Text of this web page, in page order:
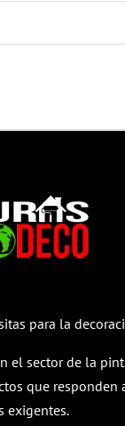
para la
el sector de la
que responden
exigentes.